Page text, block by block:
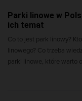
Parki linowe w
ich temat
Co to jest park linowy?
linowego? Co trzeba
parki linowe, które warto